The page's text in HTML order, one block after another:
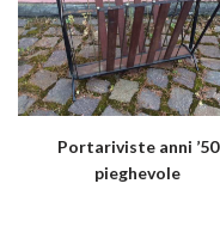
Portariviste anni ’50
pieghevole